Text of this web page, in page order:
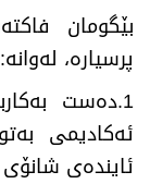
بێگومان
پرسیارە، لەوانە:
1.دەست
ئەكادیمی
ئایندەی